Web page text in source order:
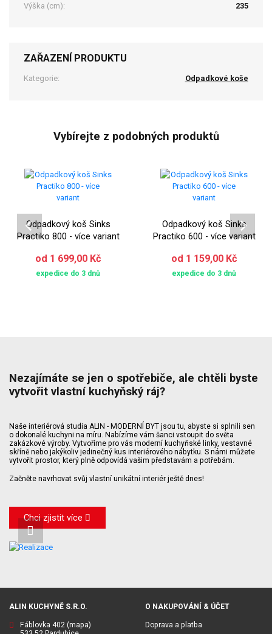
Výška (cm):
235
ZAŘAZENÍ PRODUKTU
Kategorie: Odpadkové koše
Vybírejte z podobných produktů
Odpadkový koš Sinks
Practiko 800 - více variant
od 1 699,00 Kč
expedice do 3 dnů
Odpadkový koš Sinks
Practiko 600 - více variant
od 1 159,00 Kč
expedice do 3 dnů
Nezajímáte se jen o spotřebiče, ale chtěli byste
vytvořit vlastní kuchyňský ráj?
Naše interiérová studia ALIN - MODERNÍ BYT jsou tu, abyste si splnili sen
o dokonalé kuchyni na míru. Nabízíme vám šanci vstoupit do světa
zakázkové výroby. Vytvoříme pro vás moderní kuchyňské linky, vestavné
skříně nebo jakýkoliv jedinečný kus interiérového nábytku. S námi můžete
vytvořit prostor, který plně odpovídá vašim představám a potřebám.
Začněte navrhovat svůj vlastní unikátní interiér ještě dnes!
Chci zjistit více
ALIN KUCHYNĚ S.R.O.
Fáblovka 402 (mapa)
O NAKUPOVÁNÍ & ÚČET
Doprava a platba